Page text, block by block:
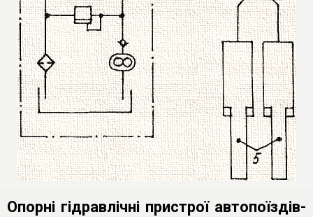
Опорні гідравлічні пристрої автопоїздів-